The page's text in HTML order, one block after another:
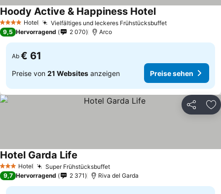
4 Sterne Hotel Vielfältiges und leckeres Frühstücksbuffet
Hoody Active & Happiness Hotel
9,5 Hervorragend 2 070 Arco
Ab € 61
Preise von 21 Websites anzeigen Preise sehen
Teilen
3 SterneHotel Super Frühstücksbuffet
Hotel Garda Life
9,7 Hervorragend 2 371 Riva del Garda